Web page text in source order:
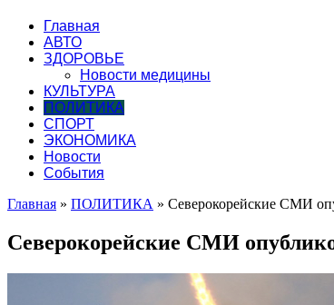
Главная
АВТО
ЗДОРОВЬЕ
Новости медицины
КУЛЬТУРА
ПОЛИТИКА
СПОРТ
ЭКОНОМИКА
Новости
События
Главная » ПОЛИТИКА » Северокорейские СМИ
Северокорейские СМИ